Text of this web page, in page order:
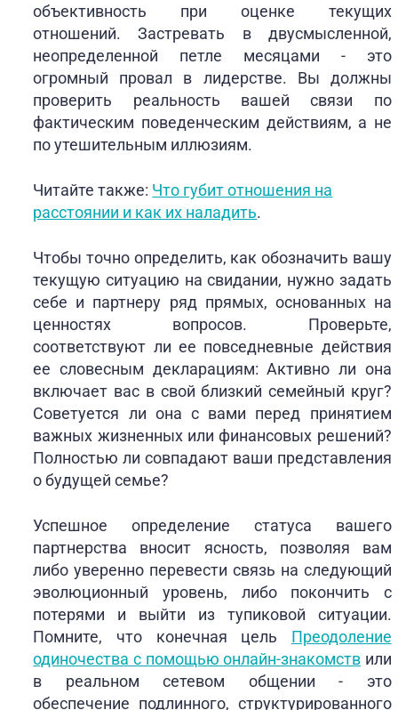
объективность при оценке текущих
отношений. Застревать в двусмысленной,
неопределенной петле месяцами - это
огромный провал в лидерстве. Вы должны
проверить реальность вашей связи по
фактическим поведенческим действиям, а не
по утешительным иллюзиям.
Читайте также: Что губит отношения на
расстоянии и как их наладить.
Чтобы точно определить, как обозначить вашу
текущую ситуацию на свидании, нужно задать
себе и партнеру ряд прямых, основанных на
ценностях вопросов. Проверьте,
соответствуют ли ее повседневные действия
ее словесным декларациям: Активно ли она
включает вас в свой близкий семейный круг?
Советуется ли она с вами перед принятием
важных жизненных или финансовых решений?
Полностью ли совпадают ваши представления
о будущей семье?
Успешное определение статуса вашего
партнерства вносит ясность, позволяя вам
либо уверенно перевести связь на следующий
эволюционный уровень, либо покончить с
потерями и выйти из тупиковой ситуации.
Помните, что конечная цель Преодоление
одиночества с помощью онлайн-знакомств или
в реальном сетевом общении - это
обеспечение подлинного, структурированного